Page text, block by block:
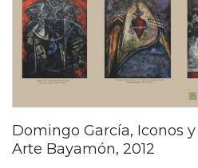
Domingo García, Iconos
Arte Bayamón, 2012